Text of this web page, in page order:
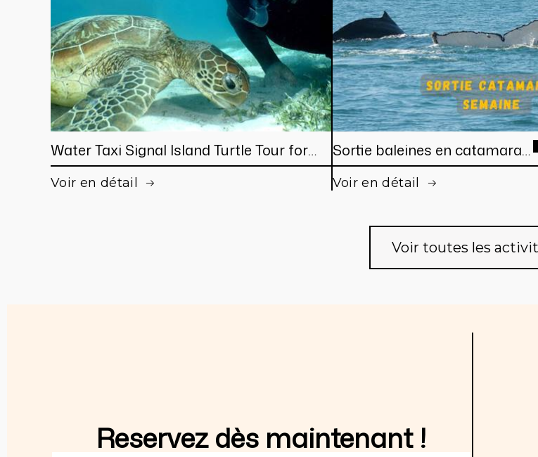
Water Taxi Signal Island Turtle Tour for
cruisers
Voir en détail
Sortie baleines en catamaran
de Nouméa (en semaine)
Voir en détail
Voir toutes les
Reservez dès maintenant !